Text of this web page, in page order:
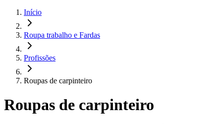
Início
Roupa trabalho e Fardas
Profissões
Roupas de carpinteiro
Roupas de carpinteiro